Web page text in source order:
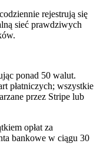
rejestrują się
sieć prawdziwych
ponad 50 walut.
płatniczych; wszystkie
przez Stripe lub
opłat za
bankowe w ciągu 30